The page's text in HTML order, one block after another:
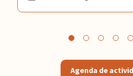
Agenda de